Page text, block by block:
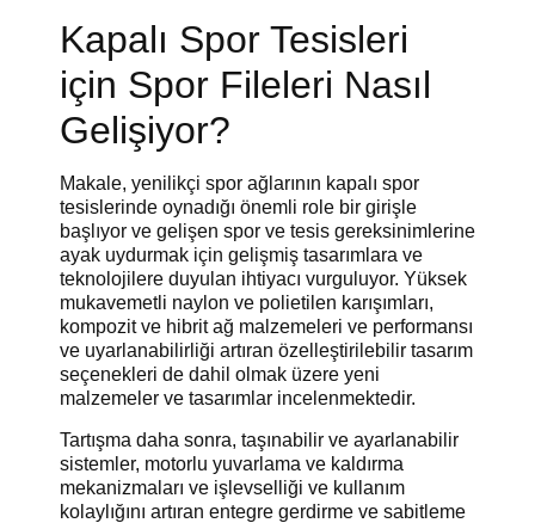
Kapalı Spor Tesisleri
için Spor Fileleri Nasıl
Gelişiyor?
Makale, yenilikçi spor ağlarının kapalı spor
tesislerinde oynadığı önemli role bir girişle
başlıyor ve gelişen spor ve tesis gereksinimlerine
ayak uydurmak için gelişmiş tasarımlara ve
teknolojilere duyulan ihtiyacı vurguluyor. Yüksek
mukavemetli naylon ve polietilen karışımları,
kompozit ve hibrit ağ malzemeleri ve performansı
ve uyarlanabilirliği artıran özelleştirilebilir tasarım
seçenekleri de dahil olmak üzere yeni
malzemeler ve tasarımlar incelenmektedir.
Tartışma daha sonra, taşınabilir ve ayarlanabilir
sistemler, motorlu yuvarlama ve kaldırma
mekanizmaları ve işlevselliği ve kullanım
kolaylığını artıran entegre gerdirme ve sabitleme